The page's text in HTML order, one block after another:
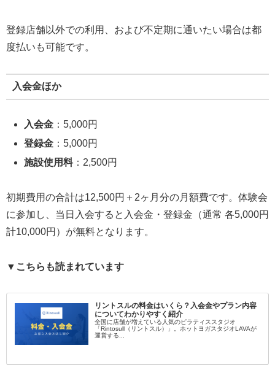
登録店舗以外での利用、および不定期に通いたい場合は都
度払いも可能です。
入会金ほか
入会金 ：5,000円
登録金 ：5,000円
施設使用料：2,500円
初期費用の合計は12,500円＋2ヶ月分の月額費です。体験会
に参加し、当日入会すると入会金・登録金（通常 各5,000円
計10,000円）が無料となります。
▼こちらも読まれています
リントスルの料金はいくら？入会金やプラン内容
についてわかりやすく紹介
全国に店舗が増えている人気のピラティススタジオ
「Rintosull（リントスル）」。ホットヨガスタジオLAVAが
運営する...